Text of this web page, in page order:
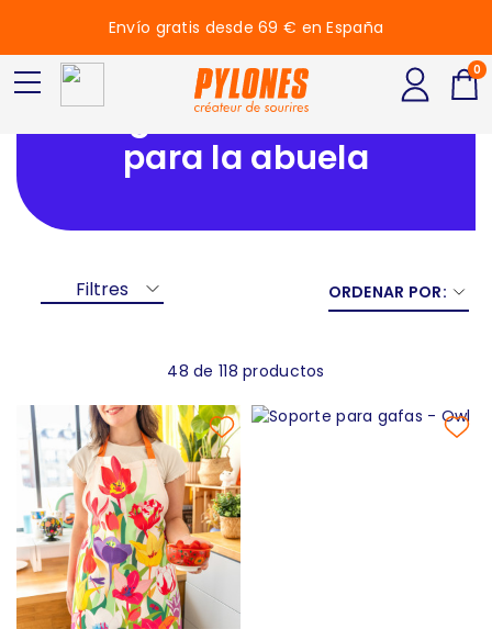
Regalo de Navidad
para la abuela
Filtres ORDENAR POR:
48 de 118 productos
Envío gratis desde 69 € en España
0